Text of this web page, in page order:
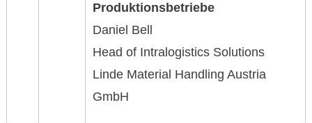
Produktionsbetriebe
Daniel Bell
Head of Intralogistics Solutions
Linde Material Handling Austria
GmbH